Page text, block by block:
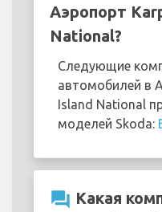
Аэропорт
National?
Следующие
автомобилей в
Island National
моделей Skoda:
question_answer Какая